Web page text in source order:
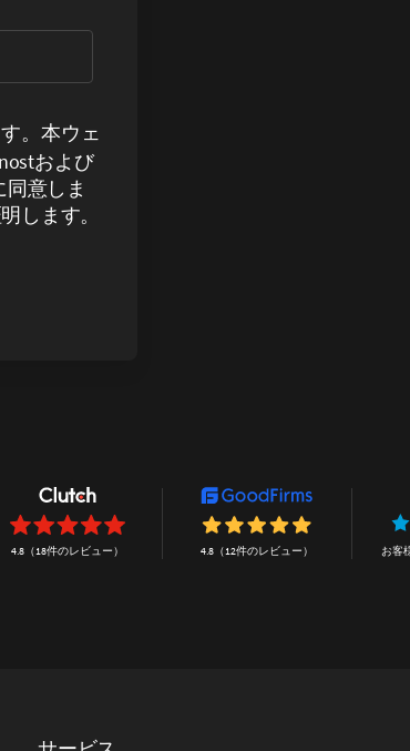
。本ウェ
および
意しま
します。
4.8（18件のレビュー） 4.8（12件のレビュー）
お客